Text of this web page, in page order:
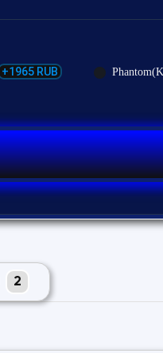
+1965 RUB
2